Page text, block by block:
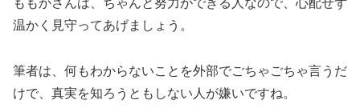
ももかさんは、ちゃんと努力ができる人なので、心配せず
温かく見守ってあげましょう。
筆者は、何もわからないことを外部でごちゃごちゃ言うだ
けで、真実を知ろうともしない人が嫌いですね。